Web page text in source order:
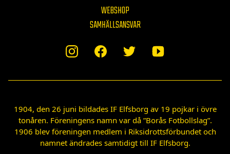
WEBSHOP
SAMHÄLLSANSVAR
1904, den 26 juni bildades IF Elfsborg av 19 pojkar i övre
tonåren. Föreningens namn var då ”Borås Fotbollslag”.
1906 blev föreningen medlem i Riksidrottsförbundet och
namnet ändrades samtidigt till IF Elfsborg.